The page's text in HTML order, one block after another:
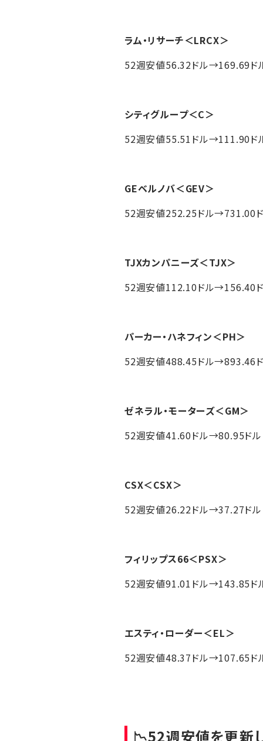
ラム・リサーチ＜LRCX＞
52週安値56.32ドル→169.69ド
シティグループ＜C＞
52週安値55.51ドル→111.90ド
GEベルノバ＜GEV＞
52週安値252.25ドル→731.00
TJXカンパニーズ＜TJX＞
52週安値112.10ドル→156.40
パーカー・ハネフィン＜PH＞
52週安値488.45ドル→893.46
ゼネラル・モーターズ＜GM＞
52週安値41.60ドル→80.95ドル
CSX＜CSX＞
52週安値26.22ドル→37.27ドル
フィリップス66＜PSX＞
52週安値91.01ドル→143.85ド
エスティ・ローダー＜EL＞
52週安値48.37ドル→107.65ド
📉52週安値を更新